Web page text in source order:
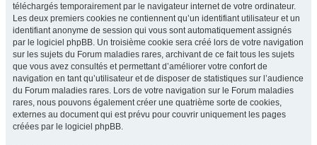
téléchargés temporairement par le navigateur internet de votre ordinateur.
Les deux premiers cookies ne contiennent qu’un identifiant utilisateur et un
identifiant anonyme de session qui vous sont automatiquement assignés
par le logiciel phpBB. Un troisième cookie sera créé lors de votre navigation
sur les sujets du Forum maladies rares, archivant de ce fait tous les sujets
que vous avez consultés et permettant d’améliorer votre confort de
navigation en tant qu’utilisateur et de disposer de statistiques sur l’audience
du Forum maladies rares. Lors de votre navigation sur le Forum maladies
rares, nous pouvons également créer une quatrième sorte de cookies,
externes au document qui est prévu pour couvrir uniquement les pages
créées par le logiciel phpBB.